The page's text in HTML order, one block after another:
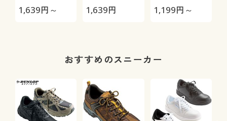
臭5本指ソッ
1,639円～
ソックス/男の
1,639円
組
1,199円～
おすすめのスニーカー